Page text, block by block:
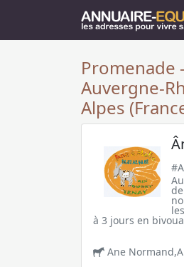
Promenade -
Auvergne-
Alpes
à 3 jours en
Ane